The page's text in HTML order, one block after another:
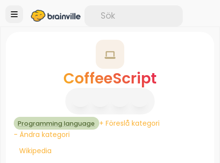
CoffeeScript
Programming language + Föreslå kategori
- Ändra kategori
Wikipedia